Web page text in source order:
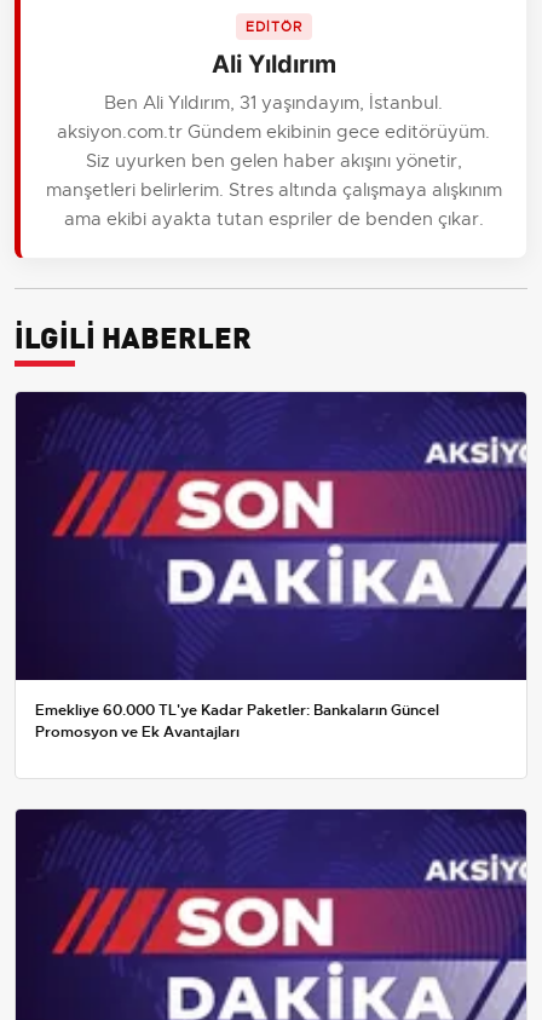
EDİTÖR
Ali Yıldırım
Ben Ali Yıldırım, 31 yaşındayım, İstanbul.
aksiyon.com.tr Gündem ekibinin gece editörüyüm.
Siz uyurken ben gelen haber akışını yönetir,
manşetleri belirlerim. Stres altında çalışmaya alışkınım
ama ekibi ayakta tutan espriler de benden çıkar.
İLGİLİ HABERLER
Emekliye 60.000 TL'ye Kadar Paketler: Bankaların Güncel
Promosyon ve Ek Avantajları